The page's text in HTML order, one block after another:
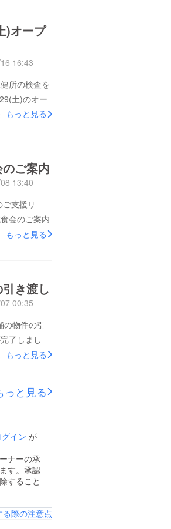
)オープ
16:43
所の検査を
土)のオー
いたしまし
ラウドファ
終了後にご
頂きます。
となりまし
宜しくお願
もっと見る
ご案内
13:40
支援リ
会のご案内
可取得がで
場合は延期
性がござい
容◎日替わ
の試食サイ
帰りも可能
30分ごとの
ります。
リターン
1000円の
４名まで
ターン
までご家族・
もっと見る
き渡し
00:35
の物件の引
了しまし
物件なの
オープンへ
もっと見る
っと見る
グイン が
ナーの承
す。承認
すること
る際の注意点